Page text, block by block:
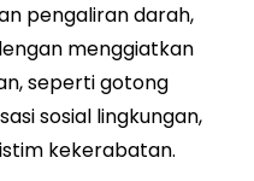
pengaliran darah,
menggiatkan
seperti gotong
sosial lingkungan,
kekerabatan.